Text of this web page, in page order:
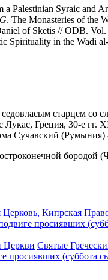
Palestinian Syraic and
G. The Monasteries of the
of Sketis // ODB. Vol.
Spirituality in the Wadi
старцем
Греция, 30-е
Сучавский
бородой
Кипрская
просиявших
Церкви Святые
просиявших (суббота